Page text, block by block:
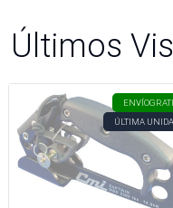
Últimos
ENVÍO
ÚLTIMA